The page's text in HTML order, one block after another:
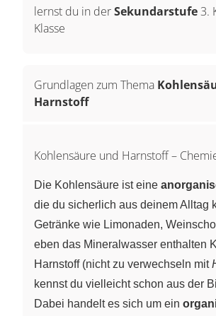
lernst du in derSekundarstufe 3.
Klasse
Grundlagen zum Thema
Harnstoff
Kohlensäure und Harnstoff –
Die Kohlensäure ist eine
die du sicherlich aus deinem Alltag
Getränke wie Limonaden,
eben das Mineralwasser enthalten
Harnstoff (nicht zu verwechseln mit
kennst du vielleicht schon aus der
Dabei handelt es sich um ein